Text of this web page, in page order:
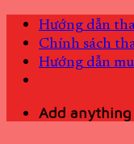
Skip
content
Hướng dẫn
Chính sách
Hướng dẫn
Add anything